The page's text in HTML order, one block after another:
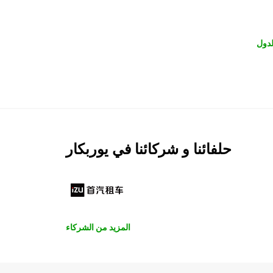
حلفائنا و شركائنا في يوربكار
المزيد من الشركاء